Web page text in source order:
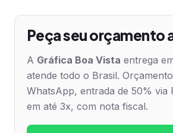
Peça seu orçamento
A Gráfica Boa Vista entrega
atende todo o Brasil.
WhatsApp, entrada de 50% via
em até 3x, com nota fiscal.